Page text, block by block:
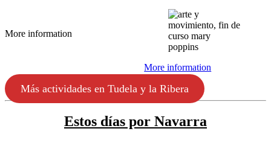
More information
More information
Más actividades en Tudela y la Ribera
Estos días por Navarra